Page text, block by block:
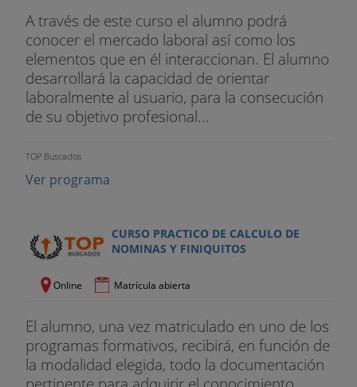
A través de este curso el alumno podrá
conocer el mercado laboral así como los
elementos que en él interaccionan. El alumno
desarrollará la capacidad de orientar
laboralmente al usuario, para la consecución
de su objetivo profesional...
TOP Buscados
Ver programa
CURSO PRACTICO DE CALCULO DE
NOMINAS Y FINIQUITOS
Online Matrícula abierta
El alumno, una vez matriculado en uno de los
programas formativos, recibirá, en función de
la modalidad elegida, todo la documentación